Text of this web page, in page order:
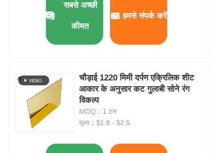
सबसे अच्छी
कीमत
हमसे संपर्क करें
चौड़ाई 1220 मिमी दर्पण एक्रिलिक शीट
आकार के अनुसार कट गुलाबी सोने रंग
विकल्प
MOQ：1 टन
मूल्य：$1.8 - $2.5